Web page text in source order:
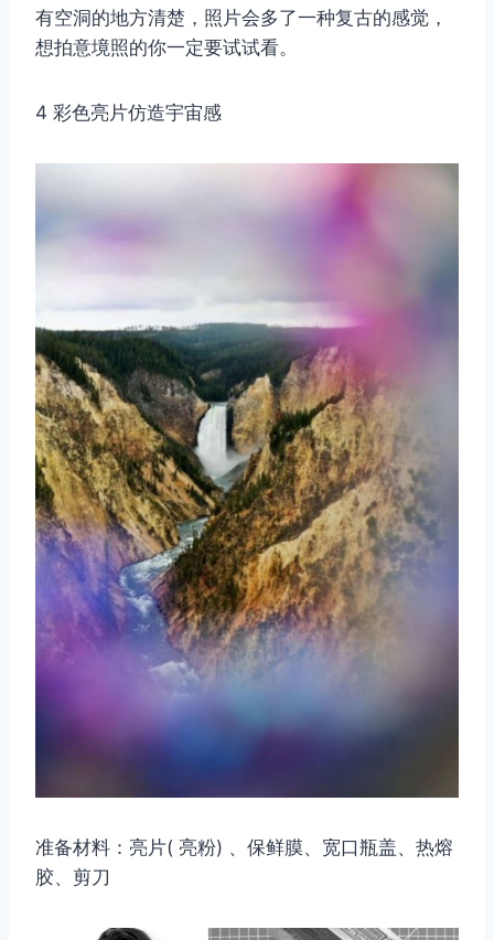
有空洞的地方清楚，照片会多了一种复古的感觉，
想拍意境照的你一定要试试看。
4 彩色亮片仿造宇宙感
准备材料：亮片( 亮粉) 、保鲜膜、宽口瓶盖、热熔
胶、剪刀